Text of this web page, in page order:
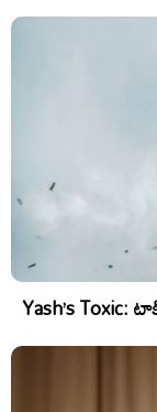
Yash’s Toxic: